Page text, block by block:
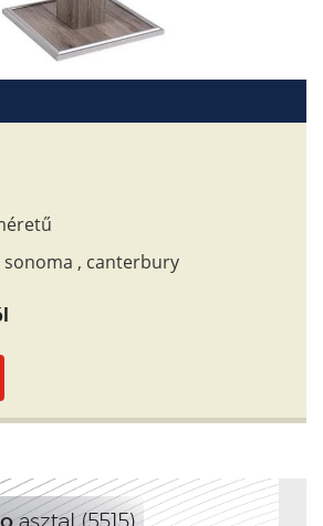
sonoma , canterbury